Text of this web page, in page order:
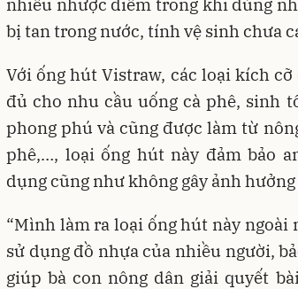
nhiều nhược điểm trong khi dùng
bị tan trong nước, tính vệ sinh chưa
Với ống hút Vistraw, các loại kích
đủ cho nhu cầu uống cà phê, sinh
phong phú và cũng được làm từ
phê,…, loại ống hút này đảm bảo
dụng cũng như không gây ảnh
“Mình làm ra loại ống hút này
sử dụng đồ nhựa của nhiều người,
giúp bà con nông dân giải quyết